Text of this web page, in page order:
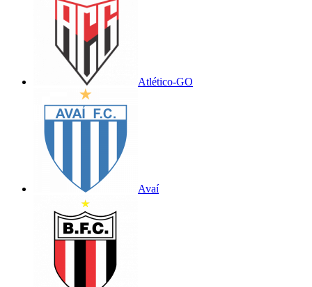
Atlético-GO
Avaí